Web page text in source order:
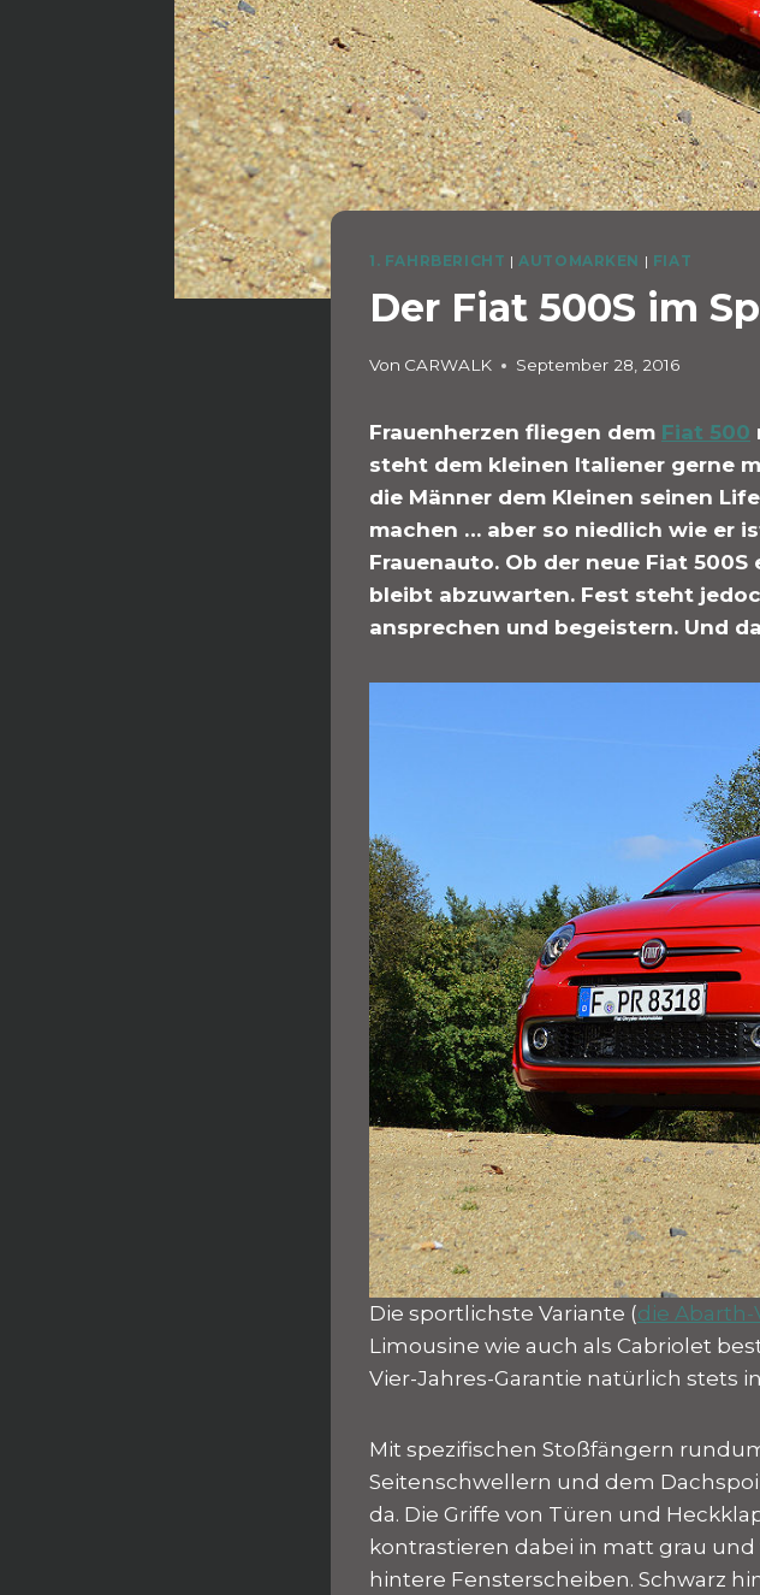
1. FAHRBERICHT | AUTOMARKEN | FIAT
Der Fiat 500S im
Von CARWALK September 28, 2016
Frauenherzen fliegen dem Fiat 500
steht dem kleinen Italiener gerne
die Männer dem Kleinen seinen
machen … aber so niedlich wie er
Frauenauto. Ob der neue Fiat
bleibt abzuwarten. Fest steht
ansprechen und begeistern. Und
Die sportlichste Variante (die
Limousine wie auch als Cabriolet
Vier-Jahres-Garantie natürlich stets
Mit spezifischen Stoßfängern
Seitenschwellern und dem
da. Die Griffe von Türen und
kontrastieren dabei in matt grau
hintere Fensterscheiben. Schwarz